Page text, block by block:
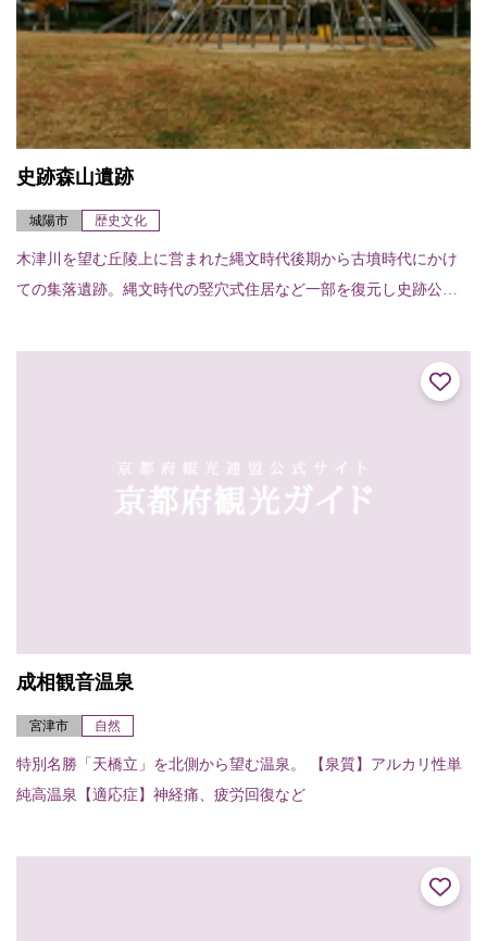
史跡森山遺跡
城陽市 歴史文化
木津川を望む丘陵上に営まれた縄文時代後期から古墳時代にかけ
ての集落遺跡。縄文時代の竪穴式住居など一部を復元し史跡公園
成相観音温泉
宮津市 自然
特別名勝「天橋立」を北側から望む温泉。 【泉質】アルカリ性単
純高温泉【適応症】神経痛、疲労回復など